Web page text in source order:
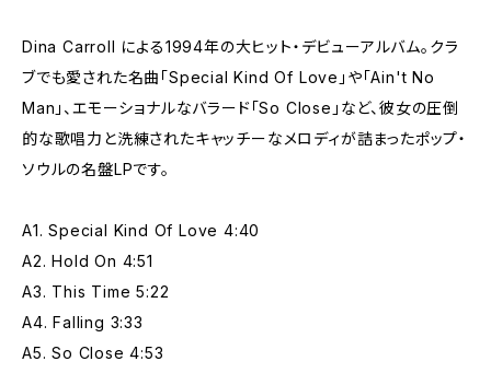
Dina Carroll による1994年の大ヒット・デビューアルバム。クラ
ブでも愛された名曲「Special Kind Of Love」や「Ain't No
Man」、エモーショナルなバラード「So Close」など、彼女の圧倒
的な歌唱力と洗練されたキャッチーなメロディが詰まったポップ・
ソウルの名盤LPです。
A1. Special Kind Of Love 4:40
A2. Hold On 4:51
A3. This Time 5:22
A4. Falling 3:33
A5. So Close 4:53